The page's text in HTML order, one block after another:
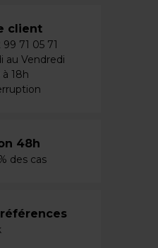
client
71 05 71
au Vendredi
18h
48h
des cas
références